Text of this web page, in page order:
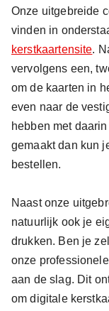
Onze uitgebreide
vinden in
kerstkaartensite.
vervolgens een,
om de kaarten in
even naar de
hebben met
gemaakt dan kun
bestellen.
Naast onze
natuurlijk ook je
drukken. Ben je
onze
aan de slag. Dit
om digitale